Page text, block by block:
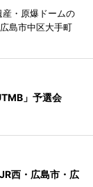
・原爆ドームの
島市中区大手町
」予選会
西・広島市・広